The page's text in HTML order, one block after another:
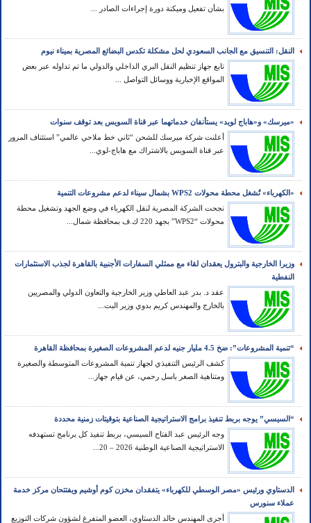
بشأن تفعيل وميكنة دورة إجراءات الصادر ...
النقل: التنسيق مع الجانب السعودي لحل مشكلة تكدس البضائع المصرية بميناء نيوم
تابع جهاز تنظيم النقل البري الداخلي والدولي ما تم تداوله عبر بعض
المواقع الإخبارية ووسائل التواصل ...
«ميرسك» و«هاباج لويد» يستأنفان خدماتهما عبر قناة السويس بعد توقف سنوات
أعلنت شركة ميرسك للشحن “ثاني خط ملاحي عالمي” استئناف المرور
عبر قناة السويس بالاشتراك مع هاباج-لوي...
«الكهرباء» تُشغل محطة محولات WPS2 بشمال سيناء لدعم مشروعات التنمية
نجحت الشركة المصرية لنقل الكهرباء في وضع الجهد وتشغيل محطة
محولات “WPS2” بجهد 220 ك.ف بمحافظة شمال...
وزيرا الخارجية والبترول يعقدان لقاء مع ممثلي السفارات الأجنبية بالقاهرة لجذب الاستثمارات
النفطية
عقد د. بدر عبد العاطي وزير الخارجية والتعاون الدولي والمصريين
بالخارج والمهندس كريم بدوي وزير البت...
“تنمية المشروعات”: ضخ 4.5 مليار جنيه لدعم المشروعات الصغيرة بمحافظة القاهرة
كشف الرئيس التنفيذي لجهاز تنمية المشروعات المتوسطة والصغيرة
ومتناهية الصغر باسل رحمي، عن قيام جهاز...
“السيسي” يوجه بربط تنفيذ برامج الاستراتيجية الصناعية بتوقيتات زمنية محددة
وجه الرئيس عبد الفتاح السيسي، بربط تنفيذ كل برنامج تستهدفه
الاستراتيجية الصناعية الوطنية 2026 – 20...
الدستاوي ورئيس «مصر الوسطي للكهرباء» يتفقدان مخزن كوم أوشيم ويفتتحان مركز خدمة
عملاء سنورس
أجرى المهندس خالد الدستاوي، العضو المتفرغ لشؤون شركات التوزيع